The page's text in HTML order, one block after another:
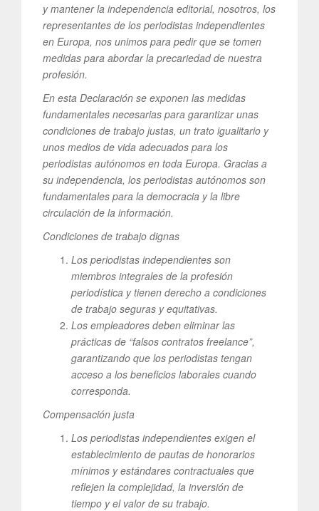
y mantener la independencia editorial, nosotros, los
representantes de los periodistas independientes
en Europa, nos unimos para pedir que se tomen
medidas para abordar la precariedad de nuestra
profesión.
En esta Declaración se exponen las medidas
fundamentales necesarias para garantizar unas
condiciones de trabajo justas, un trato igualitario y
unos medios de vida adecuados para los
periodistas autónomos en toda Europa. Gracias a
su independencia, los periodistas autónomos son
fundamentales para la democracia y la libre
circulación de la información.
Condiciones de trabajo dignas
Los periodistas independientes son
miembros integrales de la profesión
periodística y tienen derecho a condiciones
de trabajo seguras y equitativas.
Los empleadores deben eliminar las
prácticas de “falsos contratos freelance”,
garantizando que los periodistas tengan
acceso a los beneficios laborales cuando
corresponda.
Compensación justa
Los periodistas independientes exigen el
establecimiento de pautas de honorarios
mínimos y estándares contractuales que
reflejen la complejidad, la inversión de
tiempo y el valor de su trabajo.